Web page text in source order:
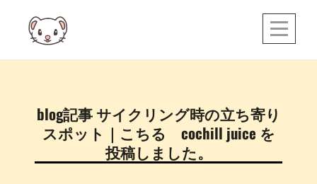
content
blog記事 サイクリング時の立ち寄り
スポット｜こちる cochill juice を
投稿しました。
投
稿
ビ